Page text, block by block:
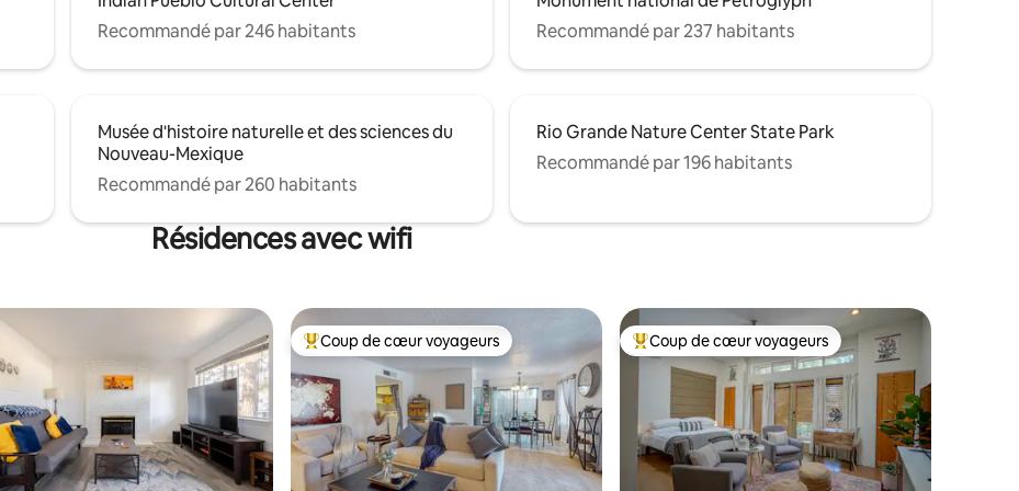
Recommandé par 246 habitants
Recommandé par 237 habitants
Musée d'histoire naturelle et des sciences du
Nouveau-Mexique
Recommandé par 260 habitants
Rio Grande Nature Center State Park
Recommandé par 196 habitants
Résidences avec wifi
Coups de cœur voyageurs les plus appréciés
Coup de cœur voyageurs Coups de cœur voyageurs les plus appréciés
Coup de cœur voyageurs